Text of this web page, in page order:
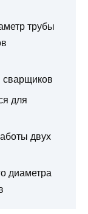
трубы
сварщиков
для
двух
диаметра